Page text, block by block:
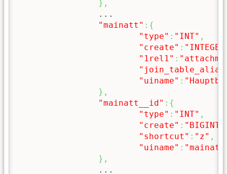
} ,
"mainatt" : {
"type" : "INT" ,
"create" :
"1rel1" :
"uiname" :
} ,
"mainatt__id" : {
"type" : "INT" ,
"create" : "BIGINT
"shortcut" : "z" ,
"uiname" :
} ,